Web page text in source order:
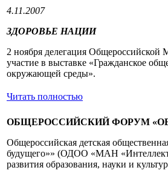
4.11.2007
ЗДОРОВЬЕ НАЦИИ
2 ноября делегация Общероссийской
участие в выставке «Гражданское
окружающей среды».
Читать полностью
ОБЩЕРОССИЙСКИЙ ФОРУМ
Общероссийская детская
будущего»» (ОДОО «МАН «Интеллект
развития образования, науки и